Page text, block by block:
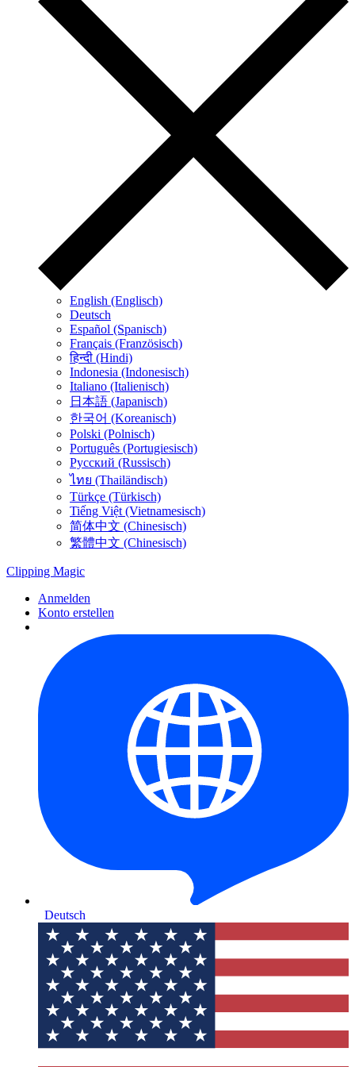
English (Englisch)
Deutsch
Español (Spanisch)
Français (Französisch)
हिन्दी (Hindi)
Indonesia (Indonesisch)
Italiano (Italienisch)
日本語 (Japanisch)
한국어 (Koreanisch)
Polski (Polnisch)
Português (Portugiesisch)
Русский (Russisch)
ไทย (Thailändisch)
Türkçe (Türkisch)
Tiếng Việt (Vietnamesisch)
简体中文 (Chinesisch)
繁體中文 (Chinesisch)
Clipping Magic
Anmelden
Konto erstellen
Deutsch